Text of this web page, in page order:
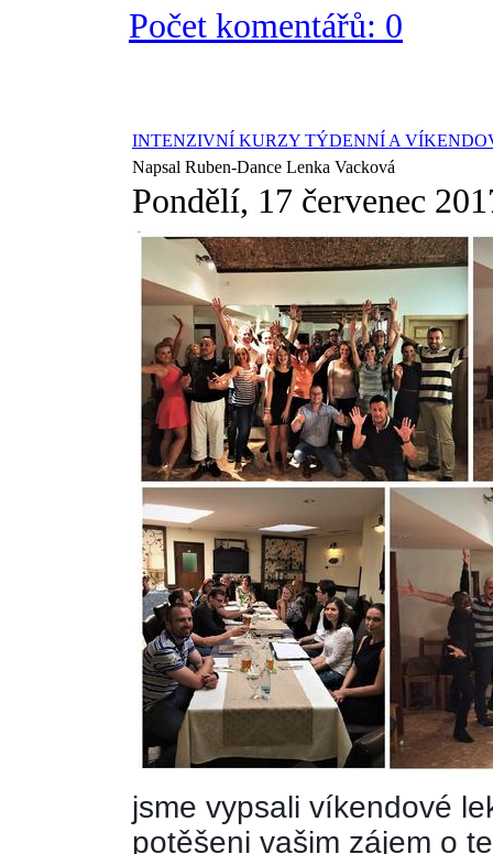
Počet komentářů: 0
INTENZIVNÍ KURZY TÝDENNÍ A
Napsal Ruben-Dance Lenka Vacková
Pondělí, 17 červenec
jsme vypsali víkendové
potěšeni vašim zájem o